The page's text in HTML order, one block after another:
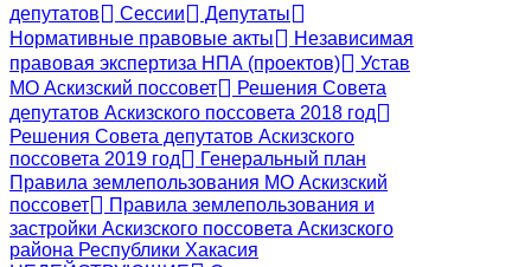
депутатов
Сессии
Депутаты
Нормативные правовые акты
Независимая
правовая экспертиза НПА (проектов)
Устав
МО Аскизский поссовет
Решения Совета
депутатов Аскизского поссовета 2018 год
Решения Совета депутатов Аскизского
поссовета 2019 год
Генеральный план
Правила землепользования МО Аскизский
поссовет
Правила землепользования и
застройки Аскизского поссовета Аскизского
района Республики Хакасия